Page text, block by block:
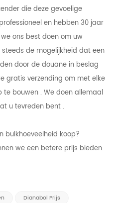
die deze gevoelige
en hebben 30 jaar
ons best doen om uw
de mogelijkheid dat een
door de douane in beslag
gratis verzending om met elke
bouwen . We doen allemaal
u tevreden bent .
bulkhoeveelheid koop?
we een betere prijs bieden.
Dianabol Prijs